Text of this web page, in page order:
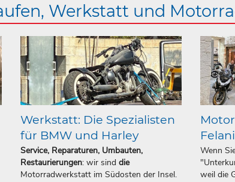
Werkstatt und
Werkstatt: Die Spezialisten
für BMW und Harley
Service, Reparaturen, Umbauten,
Restaurierungen: wir sinddie
Motorradwerkstatt im Südosten der Insel.
Wenn
weil die